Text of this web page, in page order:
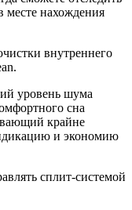
месте нахождения
внутреннего
уровень шума
сна
крайне
и экономию
сплит-системой